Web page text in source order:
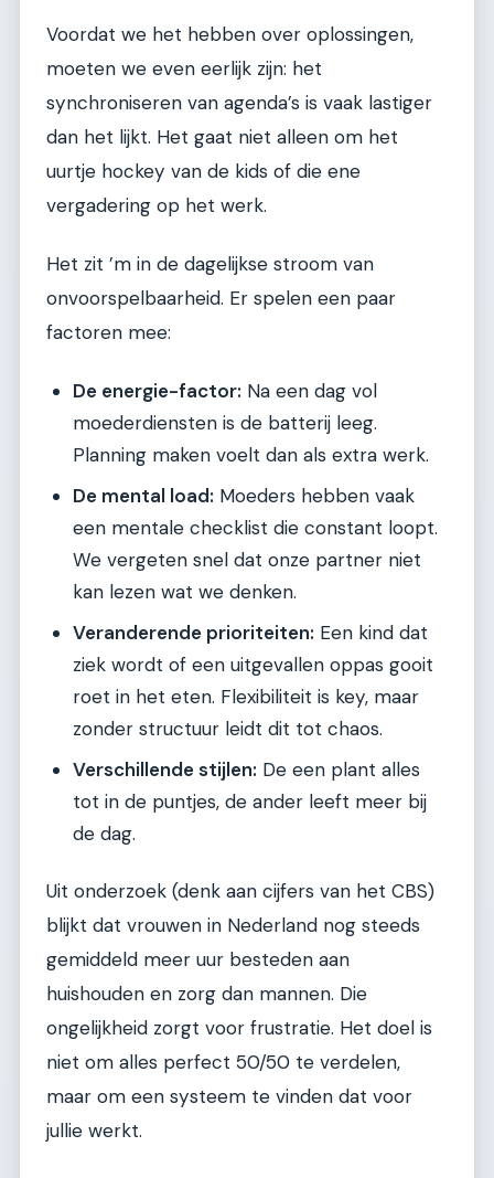
Voordat we het hebben over oplossingen,
moeten we even eerlijk zijn: het
synchroniseren van agenda’s is vaak lastiger
dan het lijkt. Het gaat niet alleen om het
uurtje hockey van de kids of die ene
vergadering op het werk.
Het zit ’m in de dagelijkse stroom van
onvoorspelbaarheid. Er spelen een paar
factoren mee:
De energie-factor: Na een dag vol
moederdiensten is de batterij leeg.
Planning maken voelt dan als extra werk.
De mental load: Moeders hebben vaak
een mentale checklist die constant loopt.
We vergeten snel dat onze partner niet
kan lezen wat we denken.
Veranderende prioriteiten: Een kind dat
ziek wordt of een uitgevallen oppas gooit
roet in het eten. Flexibiliteit is key, maar
zonder structuur leidt dit tot chaos.
Verschillende stijlen: De een plant alles
tot in de puntjes, de ander leeft meer bij
de dag.
Uit onderzoek (denk aan cijfers van het CBS)
blijkt dat vrouwen in Nederland nog steeds
gemiddeld meer uur besteden aan
huishouden en zorg dan mannen. Die
ongelijkheid zorgt voor frustratie. Het doel is
niet om alles perfect 50/50 te verdelen,
maar om een systeem te vinden dat voor
jullie werkt.